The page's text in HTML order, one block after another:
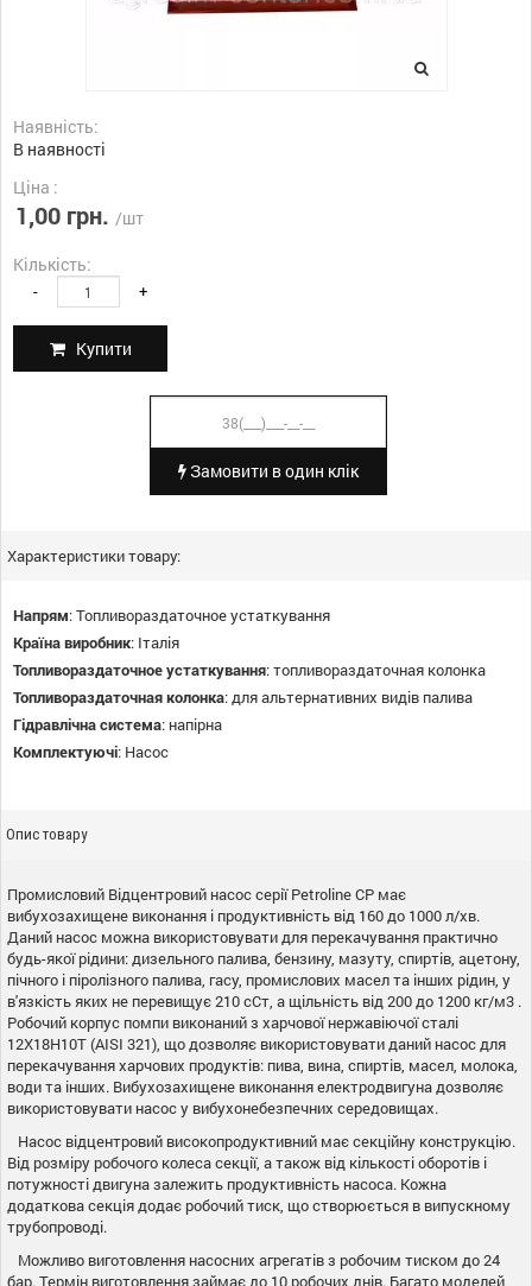
Наявність:
В наявності
Ціна :
1,00 грн. /шт
Кількість:
- +
Купити
Замовити в один клік
Характеристики товару:
Напрям:Топливораздаточное устаткування
Країна виробник: Італія
Топливораздаточное устаткування:топливораздаточная колонка
Топливораздаточная колонка:для альтернативних видів палива
Гідравлічна система: напірна
Комплектуючі: Насос
Опис товару
Промисловий Відцентровий насос серії Petroline СР має
вибухозахищене виконання і продуктивність від 160 до 1000 л/хв.
Даний насос можна використовувати для перекачування практично
будь-якої рідини: дизельного палива, бензину, мазуту, спиртів, ацетону,
пічного і піролізного палива, гасу, промислових масел та інших рідин, у
в'язкість яких не перевищує 210 сСт, а щільність від 200 до 1200 кг/м3 .
Робочий корпус помпи виконаний з харчової нержавіючої сталі
12Х18Н10Т (AISI 321), що дозволяє використовувати даний насос для
перекачування харчових продуктів: пива, вина, спиртів, масел, молока,
води та інших. Вибухозахищене виконання електродвигуна дозволяє
використовувати насос у вибухонебезпечних середовищах.
Насос відцентровий високопродуктивний має секційну конструкцію.
Від розміру робочого колеса секції, а також від кількості оборотів і
потужності двигуна залежить продуктивність насоса. Кожна
додаткова секція додає робочий тиск, що створюється в випускному
трубопроводі.
Можливо виготовлення насосних агрегатів з робочим тиском до 24
бар. Термін виготовлення займає до 10 робочих днів. Багато моделей